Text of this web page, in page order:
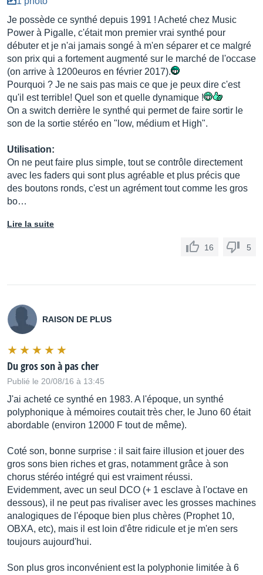
Je possède ce synthé depuis 1991 ! Acheté chez Music
Power à Pigalle, c'était mon premier vrai synthé pour
débuter et je n'ai jamais songé à m'en séparer et ce malgré
son prix qui a fortement augmenté sur le marché de l'occase
(on arrive à 1200euros en février 2017).
Pourquoi ? Je ne sais pas mais ce que je peux dire c'est
qu'il est terrible! Quel son et quelle dynamique !
On a switch derrière le synthé qui permet de faire sortir le
son de la sortie stéréo en "low, médium et High".
Utilisation:
On ne peut faire plus simple, tout se contrôle directement
avec les faders qui sont plus agréable et plus précis que
des boutons ronds, c'est un agrément tout comme les gros
bo…
Lire la suite
16 5
RAISON DE PLUS
Du gros son à pas cher
Publié le 20/08/16 à 13:45
J'ai acheté ce synthé en 1983. A l'époque, un synthé
polyphonique à mémoires coutait très cher, le Juno 60 était
abordable (environ 12000 F tout de même).
Coté son, bonne surprise : il sait faire illusion et jouer des
gros sons bien riches et gras, notamment grâce à son
chorus stéréo intégré qui est vraiment réussi.
Evidemment, avec un seul DCO (+ 1 esclave à l'octave en
dessous), il ne peut pas rivaliser avec les grosses machines
analogiques de l'époque bien plus chères (Prophet 10,
OBXA, etc), mais il est loin d'être ridicule et je m'en sers
toujours aujourd'hui.
Son plus gros inconvénient est la polyphonie limitée à 6